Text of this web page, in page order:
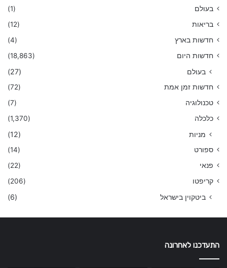
בעולם
(1)
בריאות
(12)
חדשות בארץ
(4)
חדשות היום
(18,863)
בעולם (27)
חדשות זמן אמת
(72)
טכנולוגיה
(7)
כלכלה
(1,370)
מניות (12)
ספורט
(14)
פנאי
(22)
קריפטו
(206)
ביטקוין בישראל (6)
התעדכנו לאחרונה